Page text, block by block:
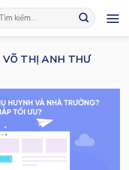
VÕ THỊ ANH THƯ